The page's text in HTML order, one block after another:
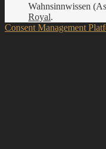
Wahnsinnwissen
Royal.
Consent Management